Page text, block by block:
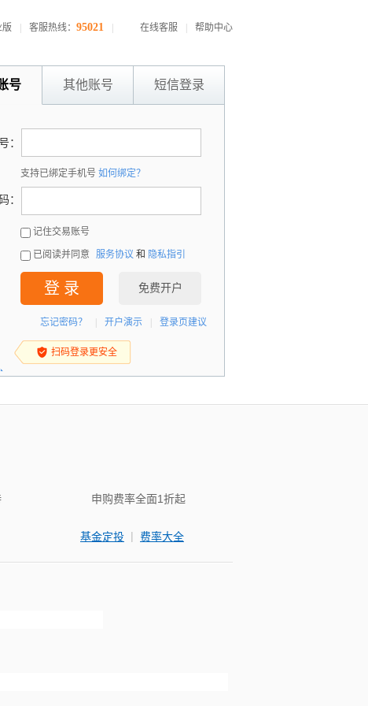
版 客服热线： 95021 在线客服 帮助中心
号 其他账号 短信登录
：
支持已绑定手机号 如何绑定？
：
记住交易账号
已阅读并同意 服务协议 和 隐私指引
登 录 免费开户
忘记密码？ 开户演示 登录页建议
扫码登录更安全
申购费率全面1折起
基金定投 | 费率大全